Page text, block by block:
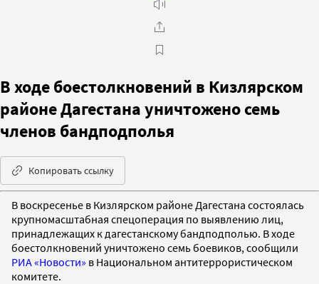
В ходе боестолкновений в Кизлярском
районе Дагестана уничтожено семь
членов бандподполья
Копировать ссылку
В воскресенье в Кизлярском районе Дагестана состоялась
крупномасштабная спецоперация по выявлению лиц,
принадлежащих к дагестанскому бандподполью. В ходе
боестолкновений уничтожено семь боевиков, сообщили
РИА «Новости» в Национальном антитеррористическом
комитете.